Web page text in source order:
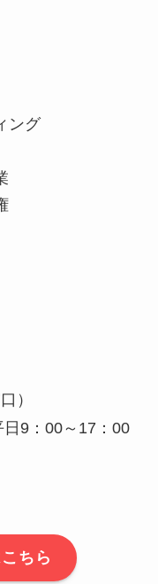
ング
）
9：00～17：00
ちら